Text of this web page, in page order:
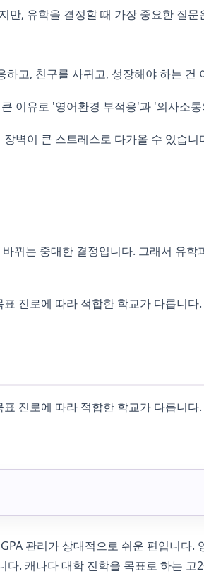
만, 유학을 결정할 때 가장 중요한 질문
고, 친구를 사귀고, 성장해야 하는 건
이유로 '영어환경 부적응'과 '의사소
벽이 큰 스트레스로 다가올 수 있습
뀌는 중대한 결정입니다. 그래서 유
진로에 따라 적합한 학교가 다릅니
진로에 따라 적합한 학교가 다릅니다.
관리가 상대적으로 쉬운 편입니다.
. 캐나다 대학 진학을 목표로 하는